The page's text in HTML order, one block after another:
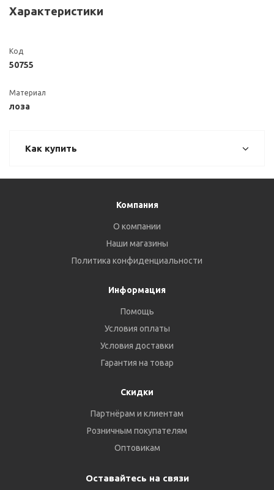
Характеристики
Код
50755
Материал
лоза
Как купить
Компания
О компании
Наши магазины
Политика конфиденциальности
Информация
Помощь
Условия оплаты
Условия доставки
Гарантия на товар
Скидки
Партнёрам и клиентам
Розничным покупателям
Оптовикам
Оставайтесь на связи